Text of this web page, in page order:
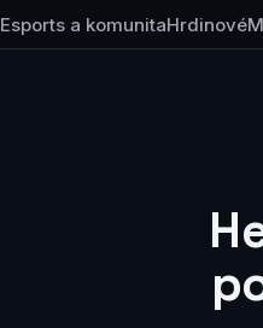
Esports a komunitaHrdinové